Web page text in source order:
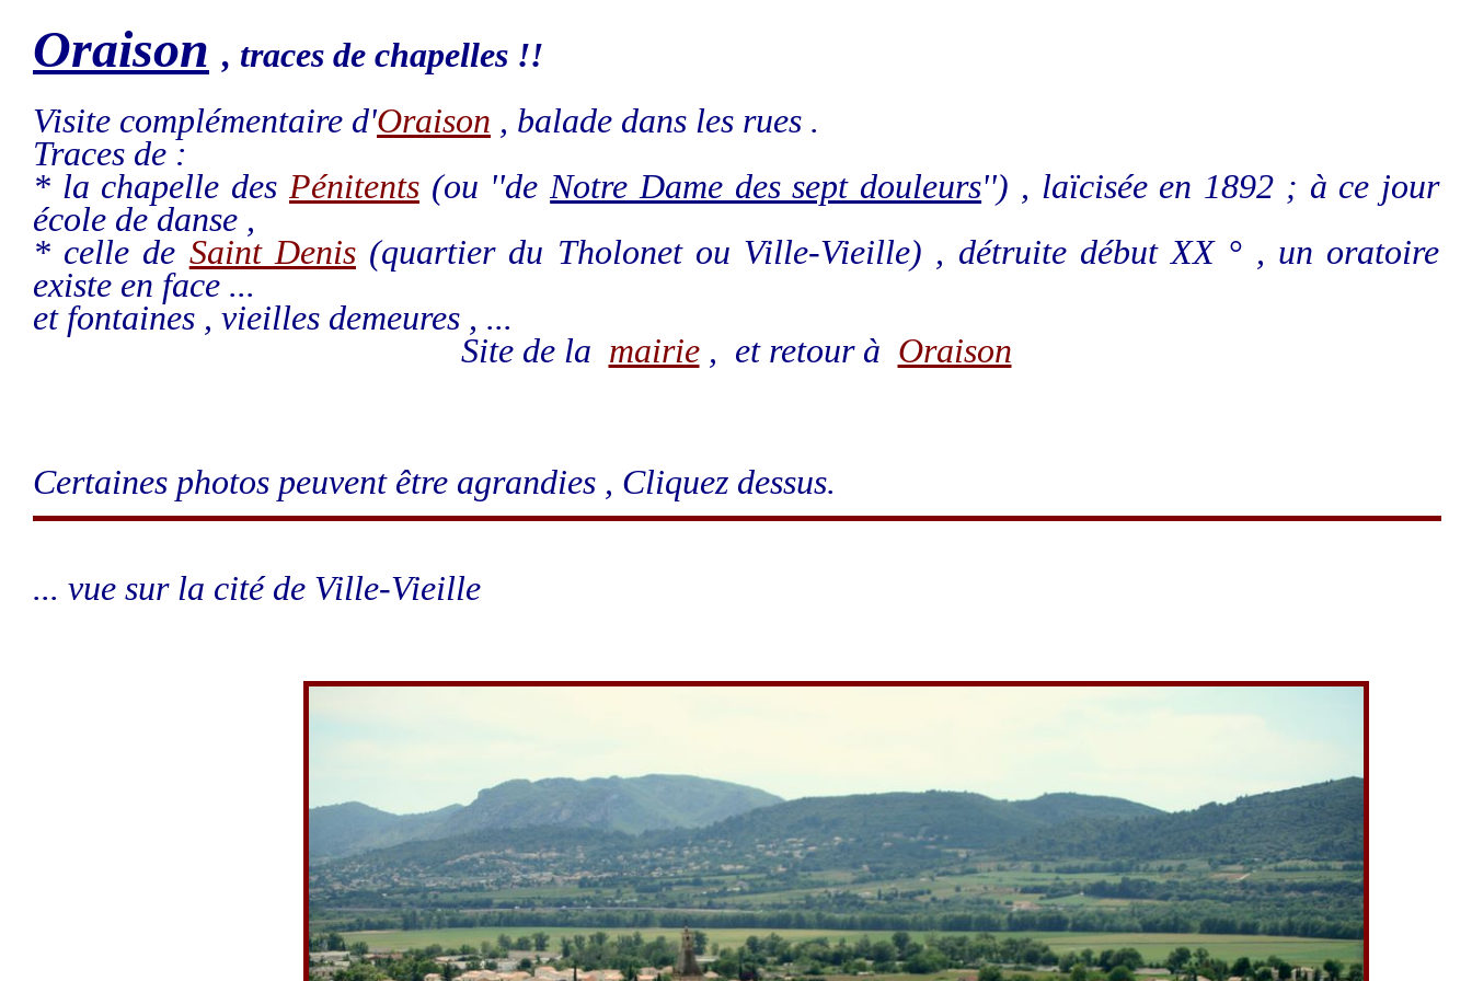
Oraison , traces de chapelles !!
Visite complémentaire d'Oraison , balade dans les rues .
Traces de :
* la chapelle des Pénitents(ou ''de Notre Dame des sept douleurs'') , laïcisée en 1892 ; à ce jour
école de danse ,
* celle de Saint Denis(quartier du Tholonet ou Ville-Vieille) , détruite début XX ° , un oratoire
existe en face ...
et fontaines , vieilles demeures , ...
Site de la mairie, et retour à Oraison
Certaines photos peuvent être agrandies , Cliquez dessus.
... vue sur la cité de Ville-Vieille